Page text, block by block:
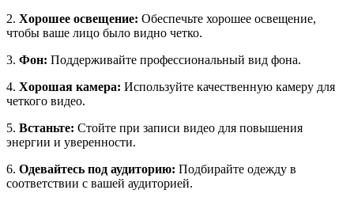
2. Хорошее освещение: Обеспечьте хорошее освещение,
чтобы ваше лицо было видно четко.
3. Фон: Поддерживайте профессиональный вид фона.
4. Хорошая камера: Используйте качественную камеру для
четкого видео.
5. Встаньте: Стойте при записи видео для повышения
энергии и уверенности.
6. Одевайтесь под аудиторию: Подбирайте одежду в
соответствии с вашей аудиторией.